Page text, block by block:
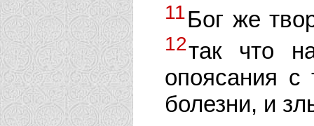
11Бог же
12так что
опоясания с
болезни, и